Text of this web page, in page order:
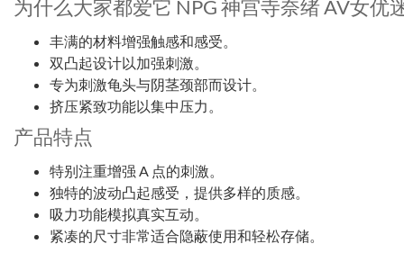
为什么大家都爱它 NPG 神宫寺奈绪 AV女优
丰满的材料增强触感和感受。
双凸起设计以加强刺激。
专为刺激龟头与阴茎颈部而设计。
挤压紧致功能以集中压力。
产品特点
特别注重增强 A 点的刺激。
独特的波动凸起感受，提供多样的质感。
吸力功能模拟真实互动。
紧凑的尺寸非常适合隐蔽使用和轻松存储。